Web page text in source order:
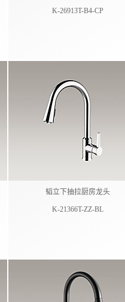
K-26913T-B4-CP
韬立下抽拉厨房龙头
K-21366T-ZZ-BL